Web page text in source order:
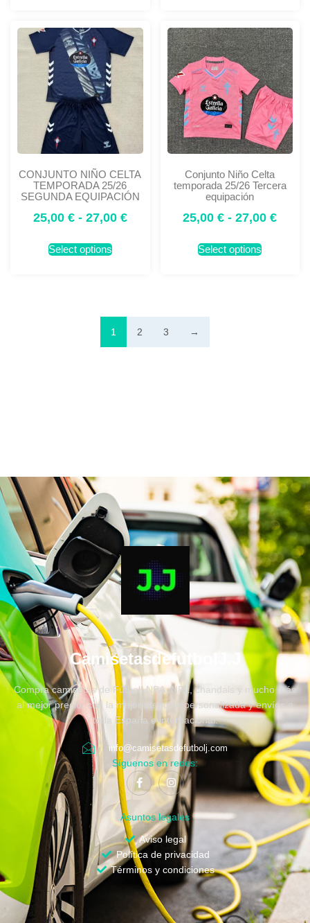
CONJUNTO NIÑO CELTA
TEMPORADA 25/26
SEGUNDA EQUIPACIÓN
25,00 € - 27,00 €
Select options
Conjunto Niño Celta
temporada 25/26 Tercera
equipación
25,00€ - 27,00€
Select options
1 2 3 →
CamisetasdefutbolJ.J
Compra camisetas de Fútbol, NBA, NFL, chandals y mucho más
al mejor precio, con la mejor atención personalizada y envíos a
toda España e internacional.
info@camisetasdefutbolj.com
Síguenos en redes:
Asuntos legales
Aviso legal
Política de privacidad
Términos y condiciones